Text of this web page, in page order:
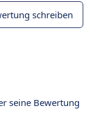
schreiben
seine Bewertung